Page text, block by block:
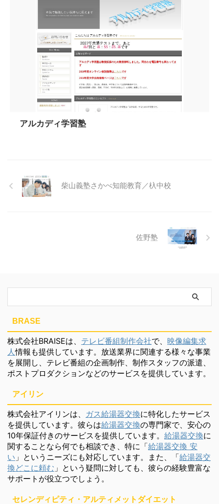
アルカディ学習塾
柴山義塾さかべ知能教育／杁中校
佐野塾
BRASE
株式会社BRAISEは、 テレビ番組制作会社で、 映像編集求
人情報も提供しています。放送業界に関連する様々な事業
を展開し、テレビ番組の企画制作、制作スタッフの派遣、
ポストプロダクションなどのサービスを提供しています。
アイリン
株式会社アイリンは、 ガス給湯器交換に特化したサービス
を提供しています。彼らは給湯器交換の専門家で、安心の
10年保証付きのサービスを提供しています。 給湯器交換に
関することなら何でも相談でき、特に「給湯器交換 安
い 」というニーズにも対応しています。また、「給湯器交
換どこに頼む 」という疑問に対しても、彼らの経験豊富な
サポートが役立つでしょう。
セレンディピティ・アルティメットダイエット